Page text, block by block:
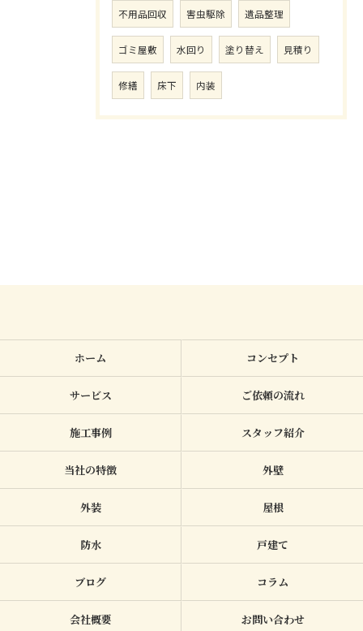
不用品回収 害虫駆除 遺品整理
ゴミ屋敷 水回り 塗り替え 見積り
修繕 床下 内装
ホーム コンセプト
サービス ご依頼の流れ
施工事例 スタッフ紹介
当社の特徴 外壁
外装 屋根
防水 戸建て
ブログ コラム
会社概要 お問い合わせ